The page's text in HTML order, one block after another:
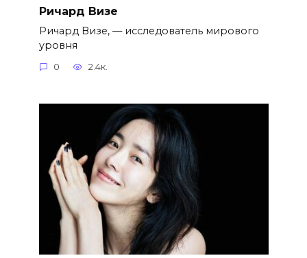
Ричард Визе
Ричард Визе, — исследователь мирового
уровня
0 2.4к.